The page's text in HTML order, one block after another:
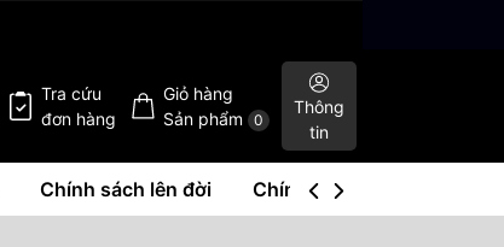
Tra cứu
đơn hàng
Giỏ hàng
Sản phẩm
0
Thông
tin
Chính sách lên đời Chính sách mua lại